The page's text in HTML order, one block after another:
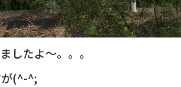
したよ～。。。
(^-^;